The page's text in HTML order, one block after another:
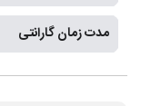
مدت زمان گارانتی